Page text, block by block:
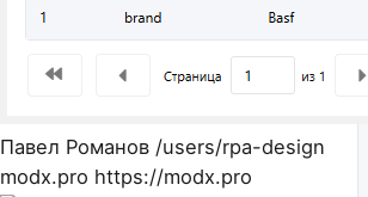
Павел Романов /users/rpa-design
modx.pro https://modx.pro